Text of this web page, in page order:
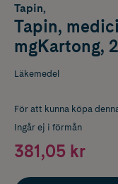
Tapin,
Tapin,
mgKartong,
Läkemedel
För att kunna köpa
Ingår ej i förmån
381,05 kr